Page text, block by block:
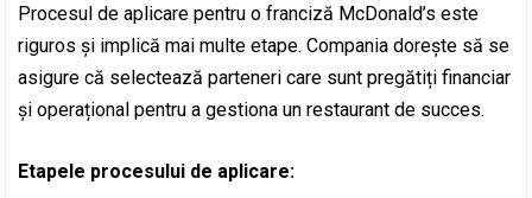
Procesul de aplicare pentru o franciză McDonald’s este
riguros și implică mai multe etape. Compania dorește să se
asigure că selectează parteneri care sunt pregătiți financiar
și operațional pentru a gestiona un restaurant de succes.
Etapele procesului de aplicare: